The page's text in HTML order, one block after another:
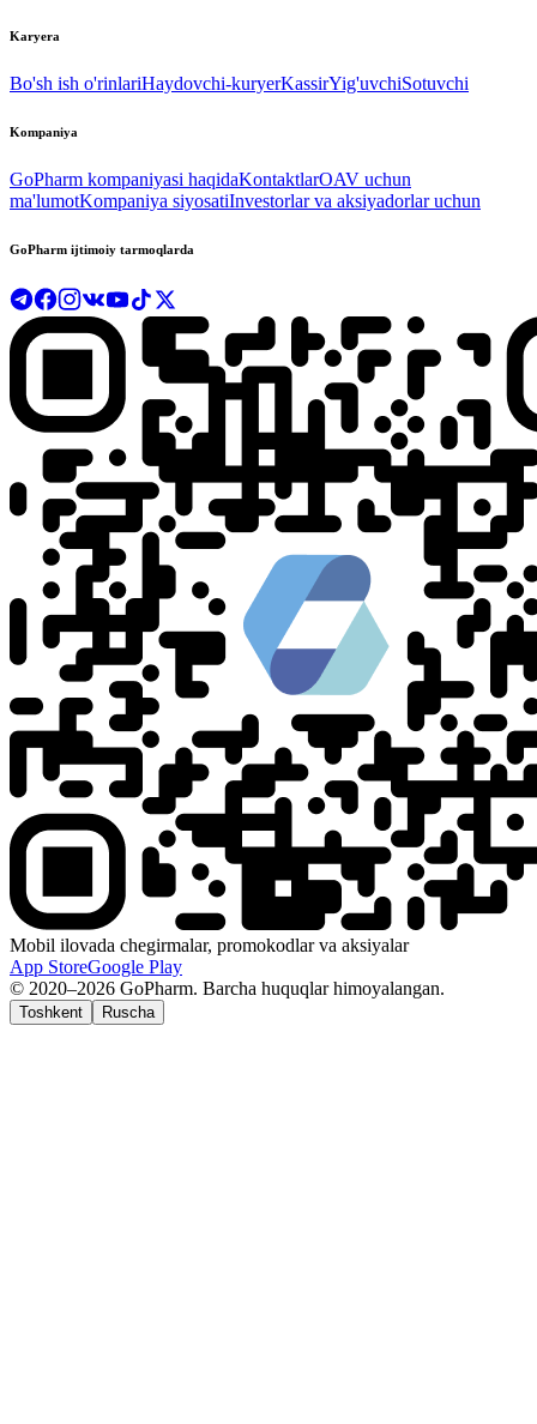
Karyera
Bo'sh ish o'rinlariHaydovchi-kuryerKassirYig'uvchiSotuvchi
Kompaniya
GoPharm kompaniyasi haqidaKontaktlarOAV uchun
ma'lumotKompaniya siyosatiInvestorlar va aksiyadorlar uchun
GoPharm ijtimoiy tarmoqlarda
Mobil ilovada chegirmalar, promokodlar va aksiyalar
App StoreGoogle Play
© 2020–2026 GoPharm. Barcha huquqlar himoyalangan.
Toshkent Ruscha